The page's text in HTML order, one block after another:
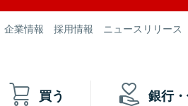
企業情報 採用情報 ニュースリリース
買う 銀行